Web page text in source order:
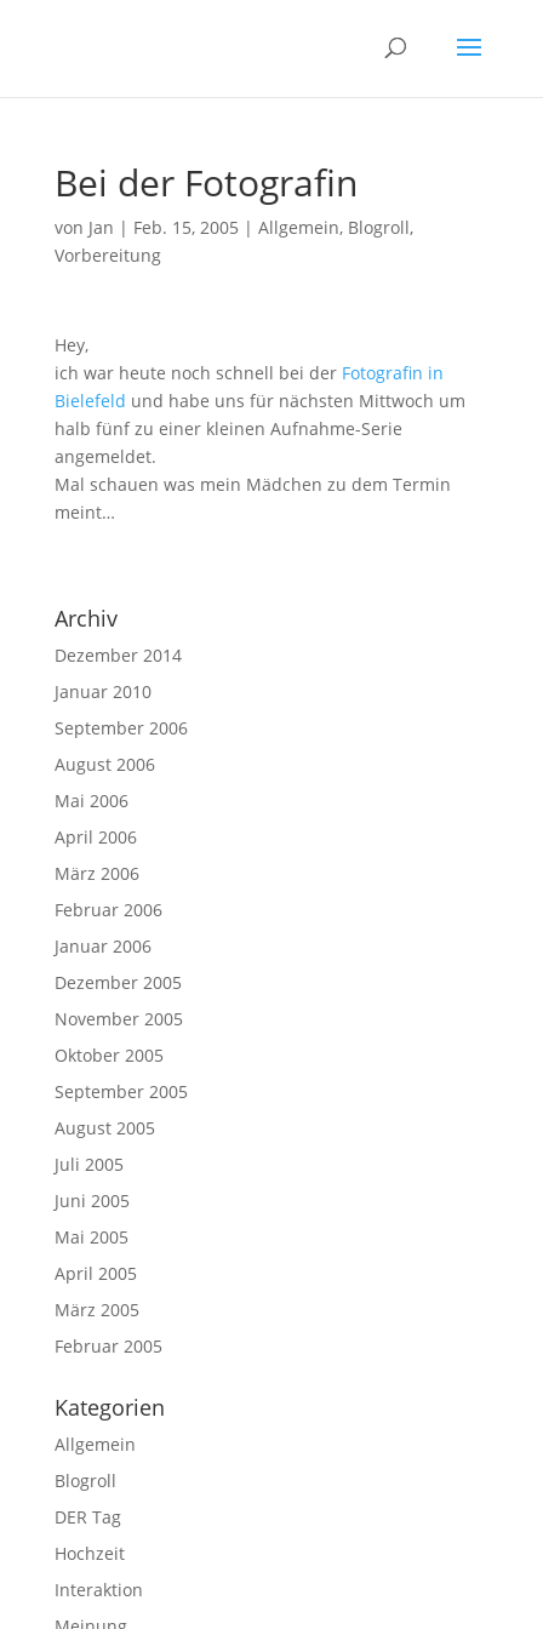
Bei der Fotografin
von Jan | Feb. 15, 2005 | Allgemein, Blogroll,
Vorbereitung
Hey,
ich war heute noch schnell bei der Fotografin in
Bielefeld und habe uns für nächsten Mittwoch um
halb fünf zu einer kleinen Aufnahme-Serie
angemeldet.
Mal schauen was mein Mädchen zu dem Termin
meint…
Archiv
Dezember 2014
Januar 2010
September 2006
August 2006
Mai 2006
April 2006
März 2006
Februar 2006
Januar 2006
Dezember 2005
November 2005
Oktober 2005
September 2005
August 2005
Juli 2005
Juni 2005
Mai 2005
April 2005
März 2005
Februar 2005
Kategorien
Allgemein
Blogroll
DER Tag
Hochzeit
Interaktion